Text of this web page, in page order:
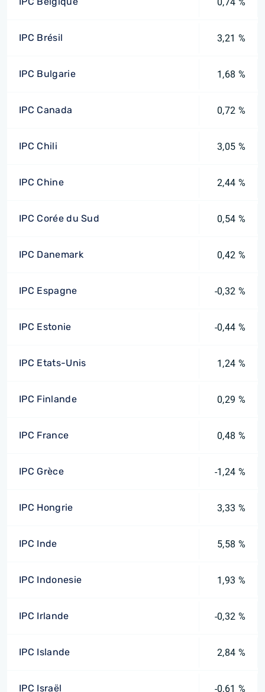
IPC Brésil 3,21 %
IPC Bulgarie 1,68 %
IPC Canada 0,72 %
IPC Chili 3,05 %
IPC Chine 2,44 %
IPC Corée du Sud 0,54 %
IPC Danemark 0,42 %
IPC Espagne -0,32 %
IPC Estonie -0,44 %
IPC Etats-Unis 1,24 %
IPC Finlande 0,29 %
IPC France 0,48 %
IPC Grèce -1,24 %
IPC Hongrie 3,33 %
IPC Inde 5,58 %
IPC Indonesie 1,93 %
IPC Irlande -0,32 %
IPC Islande 2,84 %
IPC Israël -0,61 %